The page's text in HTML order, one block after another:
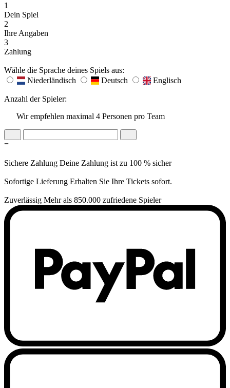
1
Dein Spiel
2
Ihre Angaben
3
Zahlung
Wähle die Sprache deines Spiels aus:
Niederländisch
Deutsch Englisch
Anzahl der Spieler:
Wir empfehlen maximal 4 Personen pro Team
=
Sichere Zahlung Deine Zahlung ist zu 100 % sicher
Sofortige Lieferung Erhalten Sie Ihre Tickets sofort.
Zuverlässig Mehr als 850.000 zufriedene Spieler